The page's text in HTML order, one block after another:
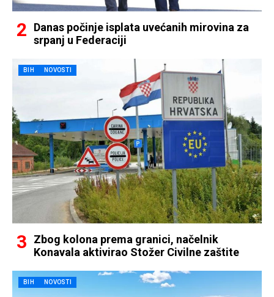
Danas počinje isplata uvećanih mirovina za
srpanj u Federaciji
BIH NOVOSTI
Zbog kolona prema granici, načelnik
Konavala aktivirao Stožer Civilne zaštite
BIH NOVOSTI